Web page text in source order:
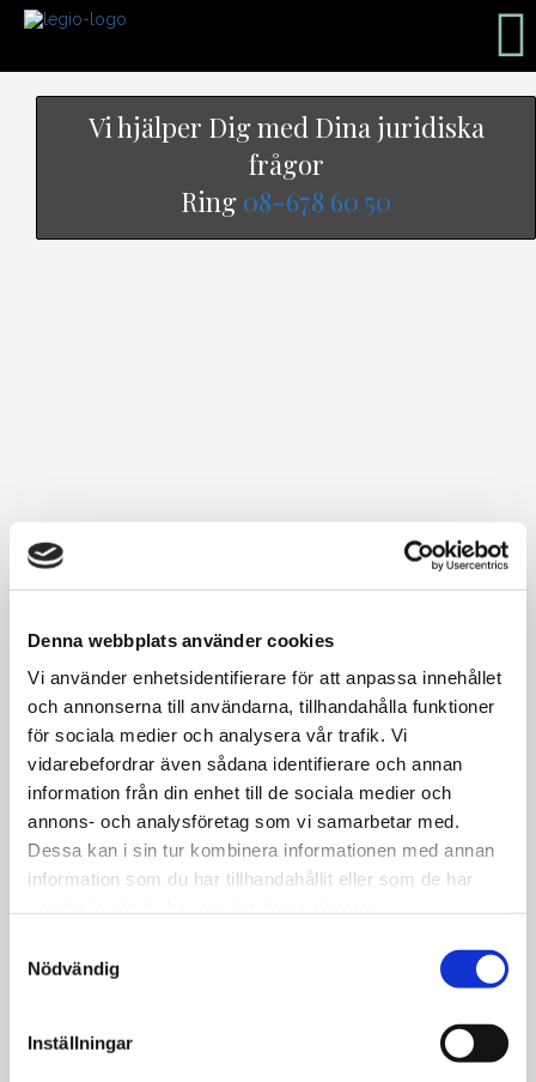
Denna webbplats använder cookies
Vi använder enhetsidentifierare för att anpassa innehållet
och annonserna till användarna, tillhandahålla funktioner
för sociala medier och analysera vår trafik. Vi
vidarebefordrar även sådana identifierare och annan
information från din enhet till de sociala medier och
annons- och analysföretag som vi samarbetar med.
Dessa kan i sin tur kombinera informationen med annan
information som du har tillhandahållit eller som de har
Nödvändig
Inställningar
Vi hjälper Dig med Dina juridiska
frågor
Ring 08-678 60 50